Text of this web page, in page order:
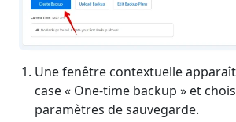
Une fenêtre contextuelle
case « One-time backup » et
paramètres de sauvegarde.